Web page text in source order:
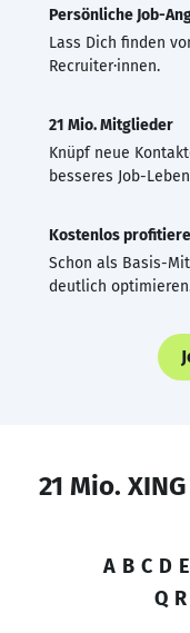
Persönliche Job-
Lass Dich finden
Recruiter·innen.
21 Mio. Mitglieder
Knüpf neue
besseres Job-
Kostenlos
Schon als Basis-
deutlich
21 Mio.
A B C D E
Q R